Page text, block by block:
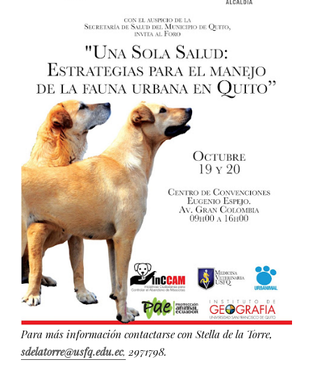
Para más información contactarse con Stella de la Torre,
sdelatorre@usfq.edu.ec, 2971798.